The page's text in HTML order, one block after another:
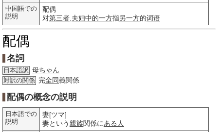
中国語での
説明
配偶
对第三者 夫妇中的一方指另一方的词语
配偶
名詞
日本語訳 母ちゃん
対訳の関係 完全同義関係
配偶の概念の説明
日本語での
説明
妻[ツマ]
妻という親族関係にある人